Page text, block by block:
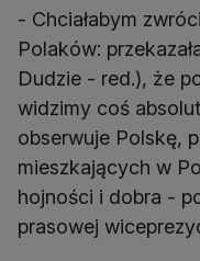
- Chciałabym
Polaków:
Dudzie - red.), że
widzimy coś
obserwuje Polskę,
mieszkających w
hojności i dobra -
prasowej